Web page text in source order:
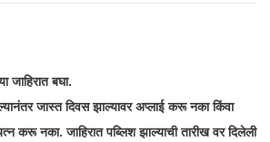
जाहिरात बघा.
जास्त दिवस झाल्यावर अप्लाई करू नका किंवा
करू नका. जाहिरात पब्लिश झाल्याची तारीख वर दिलेली